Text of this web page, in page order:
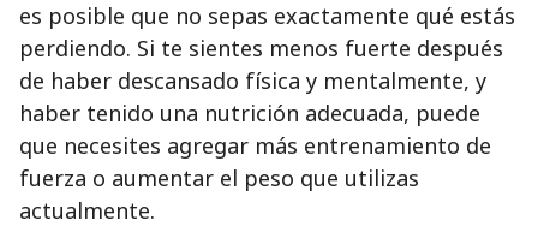
es posible que no sepas exactamente qué estás
perdiendo. Si te sientes menos fuerte después
de haber descansado física y mentalmente, y
haber tenido una nutrición adecuada, puede
que necesites agregar más entrenamiento de
fuerza o aumentar el peso que utilizas
actualmente.